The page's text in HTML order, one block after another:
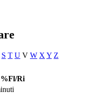
S T U V W X Y Z
%Fl/Ri